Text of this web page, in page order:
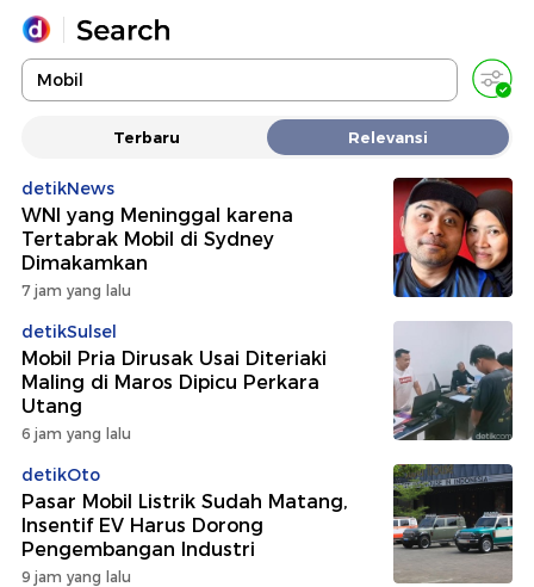
Yang sedang ramai dicari
Promoted
Terakhir yang dicari
Terbaru Relevansi
detikNews
WNI yang Meninggal karena
Tertabrak Mobil di Sydney
Dimakamkan
7 jam yang lalu
detikSulsel
Mobil Pria Dirusak Usai Diteriaki
Maling di Maros Dipicu Perkara
Utang
6 jam yang lalu
detikOto
Pasar Mobil Listrik Sudah Matang,
Insentif EV Harus Dorong
Pengembangan Industri
9 jam yang lalu